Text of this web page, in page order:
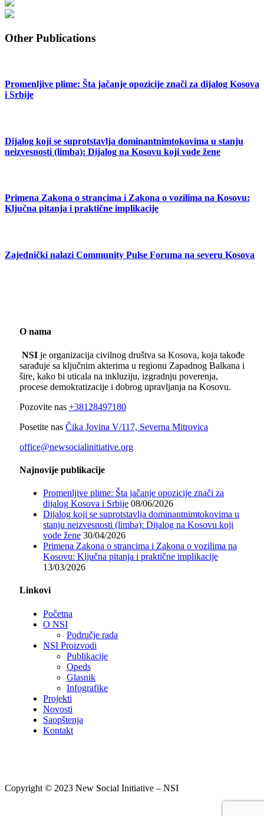
Other Publications
Promenljive plime: Šta jačanje opozicije znači za dijalog Kosova
i Srbije
Dijalog koji se suprotstavlja dominantnimtokovima u stanju
neizvesnosti (limba): Dijalog na Kosovu koji vode žene
Primena Zakona o strancima i Zakona o vozilima na Kosovu:
Ključna pitanja i praktične implikacije
Zajednički nalazi Community Pulse Foruma na severu Kosova
O nama
NSI je organizacija civilnog društva sa Kosova, koja takođe
sarađuje sa ključnim akterima u regionu Zapadnog Balkana i
šire, kako bi uticala na inkluziju, izgradnju poverenja,
procese demokratizacije i dobrog upravljanja na Kosovu.
Pozovite nas +38128497180
Posetite nas Čika Jovina V/117, Severna Mitrovica
office@newsocialinitiative.org
Najnovije publikacije
Promenljive plime: Šta jačanje opozicije znači za
dijalog Kosova i Srbije 08/06/2026
Dijalog koji se suprotstavlja dominantnimtokovima u
stanju neizvesnosti (limba): Dijalog na Kosovu koji
vode žene 30/04/2026
Primena Zakona o strancima i Zakona o vozilima na
Kosovu: Ključna pitanja i praktične implikacije
13/03/2026
Linkovi
Početna
O NSI
Područje rada
NSI Proizvodi
Publikacije
Opeds
Glasnik
Infografike
Projekti
Novosti
Saopštenja
Kontakt
Copyright © 2023 New Social Initiative – NSI